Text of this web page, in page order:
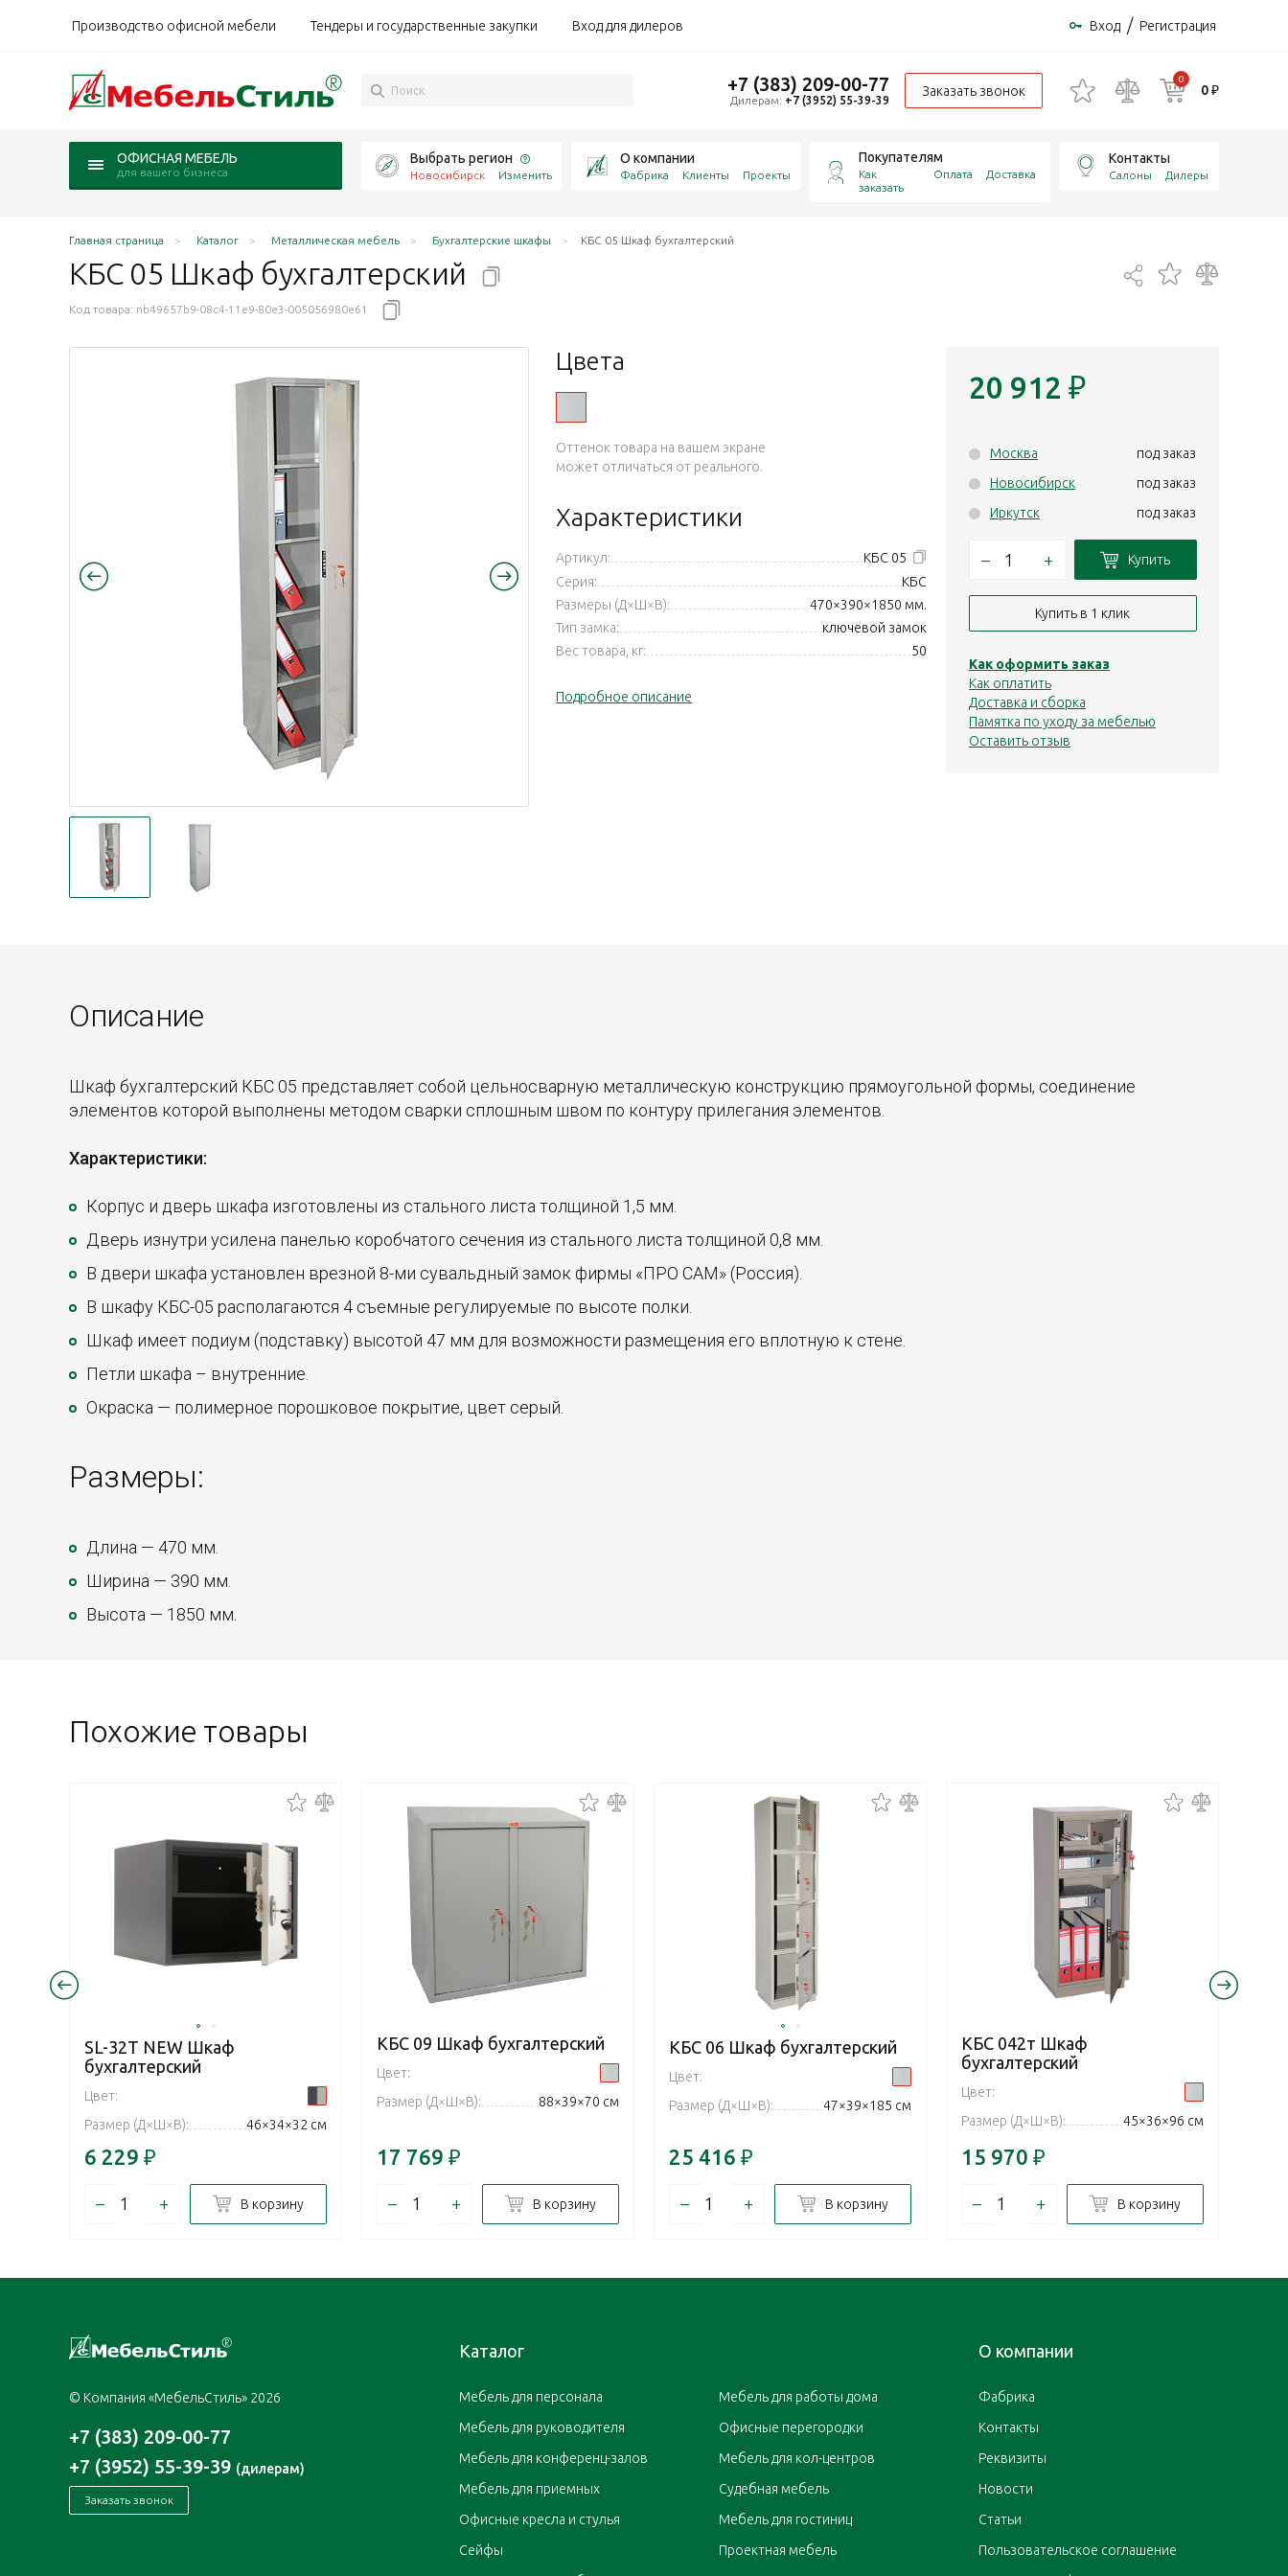
Производство офисной мебели Тендеры и государственные закупки Вход для дилеров Вход / Регистрация
+7 (383) 209-00-77
Дилерам: +7 (3952) 55-39-39
Заказать звонок
0
0 ₽
ОФИСНАЯ МЕБЕЛЬ
для вашего бизнеса
Выбрать регион
Новосибирск Изменить
О компании
Фабрика Клиенты Проекты
Покупателям
Как
заказать
Оплата Доставка
Контакты
Салоны Дилеры
Главная страница Каталог Металлическая мебель Бухгалтерские шкафы КБС 05 Шкаф бухгалтерский
КБС 05 Шкаф бухгалтерский
Код товара: nb49657b9-08c4-11e9-80e3-005056980e61
Цвета
Оттенок товара на вашем экране
может отличаться от реального.
Характеристики
Артикул:
КБС 05
Серия:
КБС
Размеры (Д×Ш×В):
470×390×1850 мм.
Тип замка:
ключевой замок
Вес товара, кг:
50
Подробное описание
20 912 ₽
Москва
под заказ
Новосибирск
под заказ
Иркутск
под заказ
– + Купить
Купить в 1 клик
Как оформить заказ
Как оплатить
Доставка и сборка
Памятка по уходу за мебелью
Оставить отзыв
Описание
Шкаф бухгалтерский КБС 05 представляет собой цельносварную металлическую конструкцию прямоугольной формы, соединение
элементов которой выполнены методом сварки сплошным швом по контуру прилегания элементов.
Характеристики:
Корпус и дверь шкафа изготовлены из стального листа толщиной 1,5 мм.
Дверь изнутри усилена панелью коробчатого сечения из стального листа толщиной 0,8 мм.
В двери шкафа установлен врезной 8-ми сувальдный замок фирмы «ПРО САМ» (Россия).
В шкафу КБС-05 располагаются 4 съемные регулируемые по высоте полки.
Шкаф имеет подиум (подставку) высотой 47 мм для возможности размещения его вплотную к стене.
Петли шкафа – внутренние.
Окраска — полимерное порошковое покрытие, цвет серый.
Размеры:
Длина — 470 мм.
Ширина — 390 мм.
Высота — 1850 мм.
Похожие товары
SL-32Т NEW Шкаф
бухгалтерский
Цвет:
Размер (Д×Ш×В):
46×34×32 см
6 229 ₽
– + В корзину
КБС 09 Шкаф бухгалтерский
Цвет:
Размер (Д×Ш×В):
88×39×70 см
17 769 ₽
– + В корзину
КБС 06 Шкаф бухгалтерский
Цвет:
Размер (Д×Ш×В):
47×39×185 см
25 416 ₽
– + В корзину
КБС 042т Шкаф
бухгалтерский
Цвет:
Размер (Д×Ш×В):
45×36×96 см
15 970 ₽
– + В корзину
© Компания «МебельСтиль» 2026
+7 (383) 209-00-77
+7 (3952) 55-39-39 (дилерам)
Заказать звонок
Каталог
Мебель для персонала
Мебель для руководителя
Мебель для конференц-залов
Мебель для приемных
Офисные кресла и стулья
Сейфы
Мебель для работы дома
Офисные перегородки
Мебель для кол-центров
Судебная мебель
Мебель для гостиниц
Проектная мебель
О компании
Фабрика
Контакты
Реквизиты
Новости
Статьи
Пользовательское соглашение